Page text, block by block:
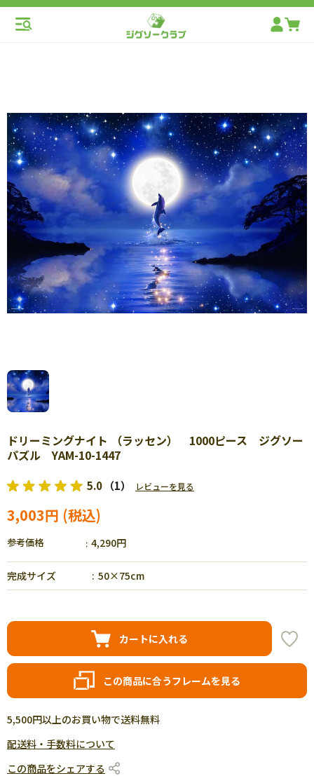
ドリーミングナイト （ラッセン） 1000ピース ジグソー
パズル YAM-10-1447
5.0 （1） レビューを見る
3,003円
参考価格 4,290円
完成サイズ 50×75cm
カートに入れる
この商品に合うフレームを見る
5,500円以上のお買い物で送料無料
配送料・手数料について
この商品をシェアする